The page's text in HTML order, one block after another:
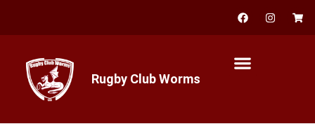
F
a
c
o
I
n
s
S
h
o
r
Rugby Club Worms